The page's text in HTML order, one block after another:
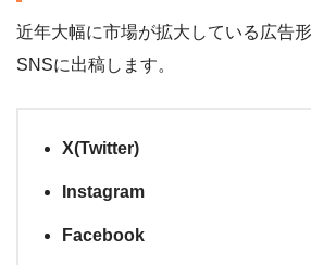
近年大幅に市場が拡大している広告
SNSに出稿します。
X(Twitter)
Instagram
Facebook